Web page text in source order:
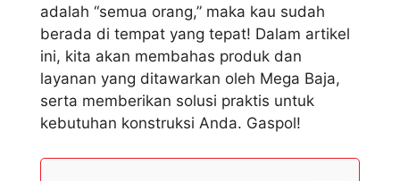
adalah “semua orang,” maka kau sudah
berada di tempat yang tepat! Dalam artikel
ini, kita akan membahas produk dan
layanan yang ditawarkan oleh Mega Baja,
serta memberikan solusi praktis untuk
kebutuhan konstruksi Anda. Gaspol!